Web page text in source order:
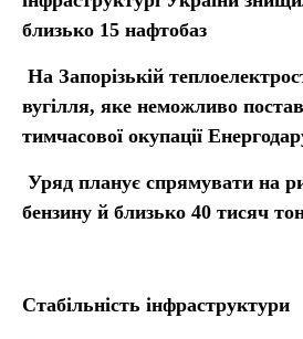
близько 15 нафтобаз
На Запорізькій
вугілля, яке неможливо
тимчасової окупації
Уряд планує спрямувати на
бензину й близько 40 тисяч
Стабільність інфраструктури